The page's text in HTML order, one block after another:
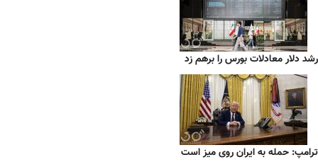
رشد دلار معادلات بورس را برهم زد
ترامپ: حمله به ایران روی میز است